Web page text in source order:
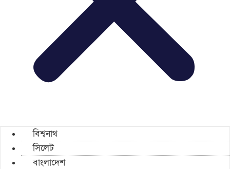
বিশ্বনাথ
সিলেট
বাংলাদেশ